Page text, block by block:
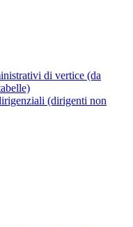
di vertice (da
(dirigenti non